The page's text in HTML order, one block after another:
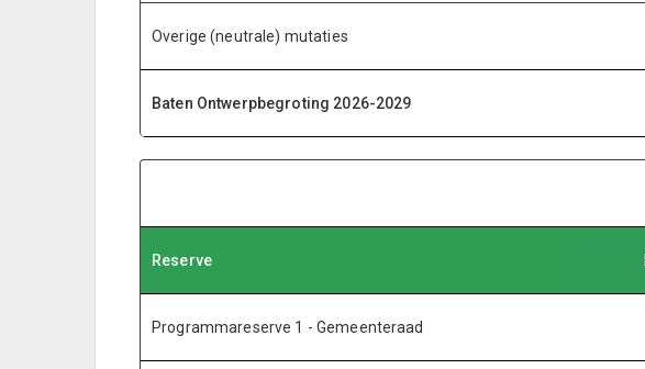
Overige (neutrale) mutaties
Baten Ontwerpbegroting 2026-2029
Reserve
Programmareserve 1 - Gemeenteraad